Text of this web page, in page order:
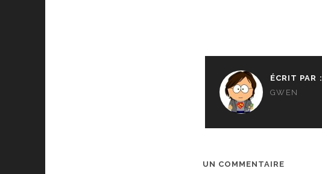
ÉCRIT PAR :
GWEN
UN COMMENTAIRE